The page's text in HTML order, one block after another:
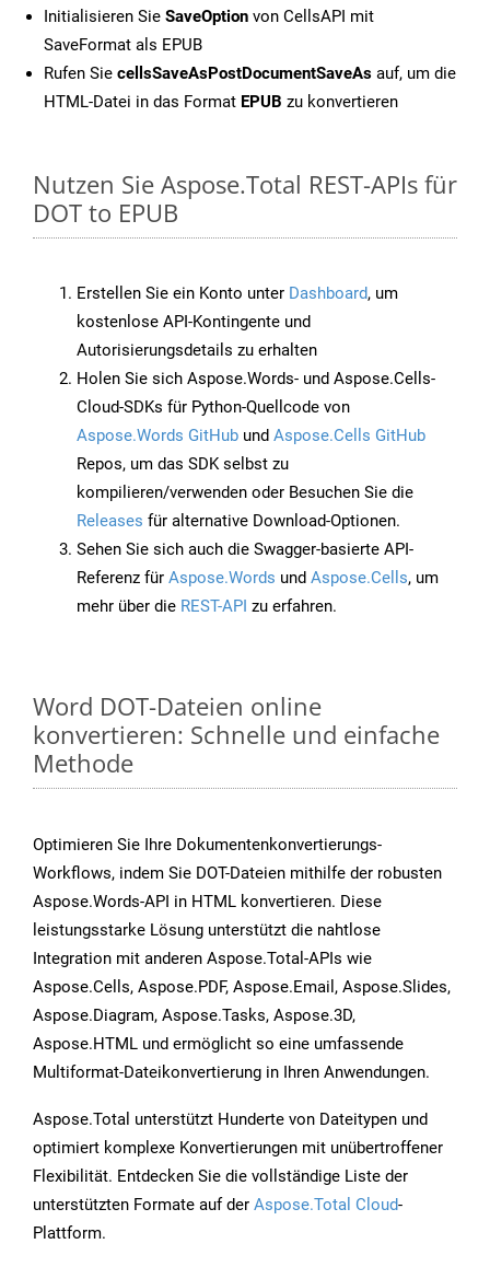
Initialisieren Sie SaveOption von CellsAPI mit
SaveFormat als EPUB
Rufen Sie cellsSaveAsPostDocumentSaveAs auf, um die
HTML-Datei in das Format EPUB zu konvertieren
Nutzen Sie Aspose.Total REST-APIs für
DOT to EPUB
Erstellen Sie ein Konto unter Dashboard, um
kostenlose API-Kontingente und
Autorisierungsdetails zu erhalten
Holen Sie sich Aspose.Words- und Aspose.Cells-
Cloud-SDKs für Python-Quellcode von
Aspose.Words GitHub und Aspose.Cells GitHub
Repos, um das SDK selbst zu
kompilieren/verwenden oder Besuchen Sie die
Releases für alternative Download-Optionen.
Sehen Sie sich auch die Swagger-basierte API-
Referenz für Aspose.Words und Aspose.Cells, um
mehr über die REST-API zu erfahren.
Word DOT-Dateien online
konvertieren: Schnelle und einfache
Methode
Optimieren Sie Ihre Dokumentenkonvertierungs-
Workflows, indem Sie DOT-Dateien mithilfe der robusten
Aspose.Words-API in HTML konvertieren. Diese
leistungsstarke Lösung unterstützt die nahtlose
Integration mit anderen Aspose.Total-APIs wie
Aspose.Cells, Aspose.PDF, Aspose.Email, Aspose.Slides,
Aspose.Diagram, Aspose.Tasks, Aspose.3D,
Aspose.HTML und ermöglicht so eine umfassende
Multiformat-Dateikonvertierung in Ihren Anwendungen.
Aspose.Total unterstützt Hunderte von Dateitypen und
optimiert komplexe Konvertierungen mit unübertroffener
Flexibilität. Entdecken Sie die vollständige Liste der
unterstützten Formate auf der Aspose.Total Cloud-
Plattform.